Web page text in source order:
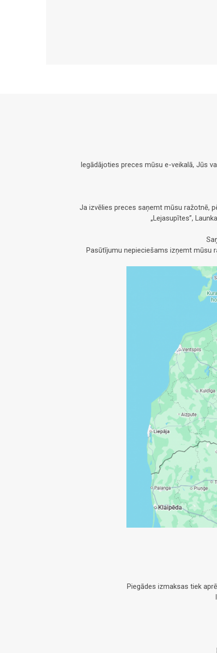
Iegādājoties preces mūsu e-veikalā, Jūs
Ja izvēlies preces saņemt mūsu ražotnē,
„Lejasupītes”,
Pasūtījumu nepieciešams izņemt mūsu
Piegādes izmaksas tiek